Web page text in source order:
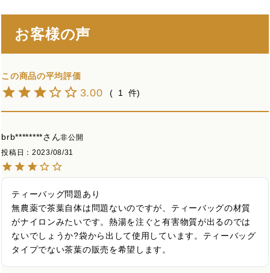
お客様の声
3.00 1
brb********
非公開
投稿日
2023/08/31
ティーバッグ問題あり
無農薬で茶葉自体は問題ないのですが、ティーバッグの材質
がナイロンみたいです。熱湯を注ぐと有害物質が出るのでは
ないでしょうか?袋から出して使用しています。ティーバッグ
タイプでない茶葉の販売を希望します。